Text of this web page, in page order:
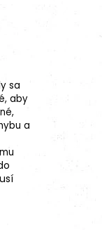
sa
aby
a